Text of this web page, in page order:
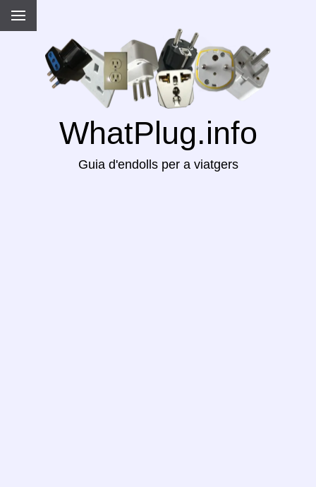
WhatPlug.info
Guia d'endolls per a viatgers